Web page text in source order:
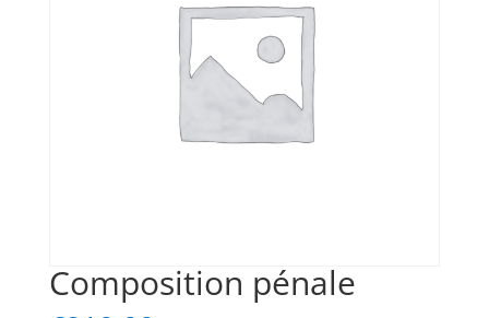
Composition pénale